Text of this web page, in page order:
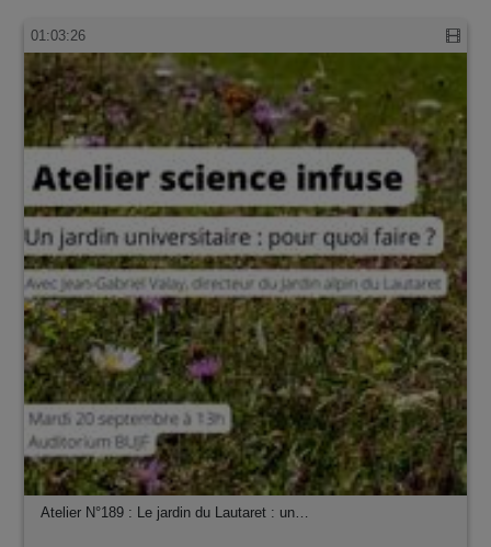
01:03:26
Atelier N°189 : Le jardin du Lautaret : un…